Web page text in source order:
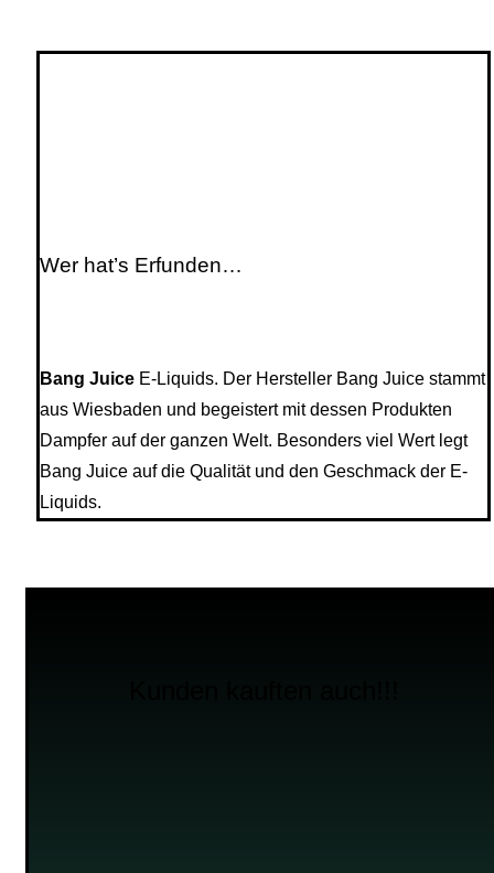
Wer hat’s Erfunden…
Bang Juice E-Liquids. Der Hersteller Bang Juice stammt
aus Wiesbaden und begeistert mit dessen Produkten
Dampfer auf der ganzen Welt. Besonders viel Wert legt
Bang Juice auf die Qualität und den Geschmack der E-
Liquids.